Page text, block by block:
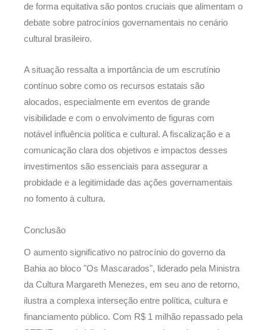
de forma equitativa são pontos cruciais que alimentam o
debate sobre patrocínios governamentais no cenário
cultural brasileiro.
A situação ressalta a importância de um escrutínio
contínuo sobre como os recursos estatais são
alocados, especialmente em eventos de grande
visibilidade e com o envolvimento de figuras com
notável influência política e cultural. A fiscalização e a
comunicação clara dos objetivos e impactos desses
investimentos são essenciais para assegurar a
probidade e a legitimidade das ações governamentais
no fomento à cultura.
Conclusão
O aumento significativo no patrocínio do governo da
Bahia ao bloco "Os Mascarados", liderado pela Ministra
da Cultura Margareth Menezes, em seu ano de retorno,
ilustra a complexa interseção entre política, cultura e
financiamento público. Com R$ 1 milhão repassado pela